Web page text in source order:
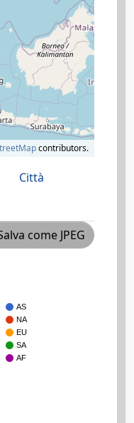
contributors.
Città
come JPEG
AS
NA
EU
SA
AF